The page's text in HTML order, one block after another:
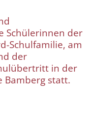
Schülerinnen der
Schulfamilie, am
der
in der
Bamberg statt.